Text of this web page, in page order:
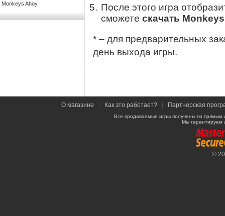
Monkeys Ahoy
После этого игра
сможете скачать
* – для предварительных
день выхода игры.
О магазине Как это работает? Партнерская
Все продаваемые игры получены по
Мы гарантируем
©